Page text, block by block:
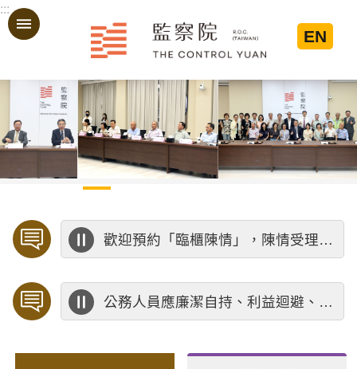
跳到主要內容區塊
:::
EN
歡迎預約「臨櫃陳情」，陳情受理中心將優先排定人員與您接談，釐清案情爭點後收案處理，以節省您的寶貴時間。
公務人員應廉潔自持、利益迴避、依法公正執行公務～考試院公務人員保障暨培訓委員會～